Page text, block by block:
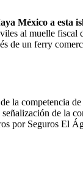
México a esta
al muelle fiscal
de un ferry
competencia
de la
por Seguros El